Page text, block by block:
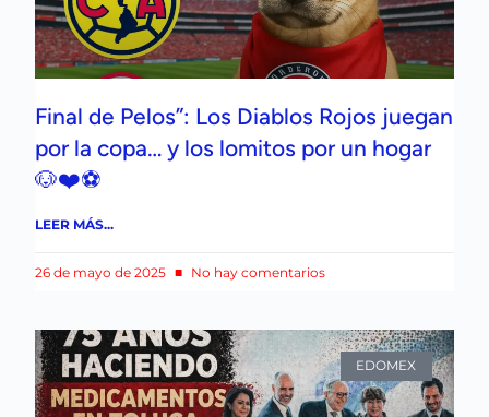
Final de Pelos”: Los Diablos Rojos juegan
por la copa… y los lomitos por un hogar
🐶❤️⚽
LEER MÁS...
26 de mayo de 2025 No hay comentarios
EDOMEX